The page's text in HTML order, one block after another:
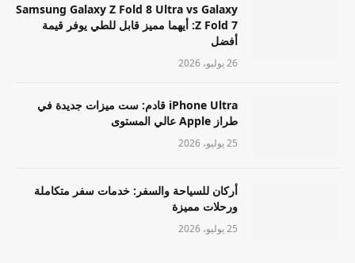
Samsung Galaxy Z Fold 8 Ultra vs Galaxy
Z Fold 7: أيهما مميز قابل للطي يوفر قيمة
أفضل
26 يوليو، 2026
iPhone Ultra قادم: ست ميزات جديدة في
طراز Apple عالي المستوى
25 يوليو، 2026
أركان للسياحة والسفر: خدمات سفر متكاملة
ورحلات مميزة
25 يوليو، 2026